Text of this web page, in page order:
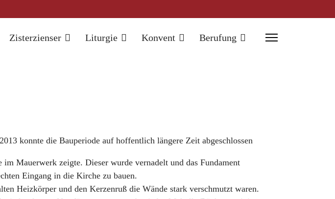
Zisterzienser Liturgie Konvent Berufung
konnte die Bauperiode auf hoffentlich längere Zeit abgeschlossen
Mauerwerk zeigte. Dieser wurde vernadelt und das Fundament
Eingang in die Kirche zu bauen.
Heizkörper und den Kerzenruß die Wände stark verschmutzt waren.